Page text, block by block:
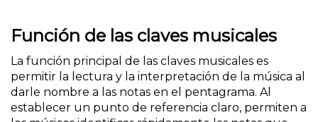
Función de las claves musicales
La función principal de las claves musicales es
permitir la lectura y la interpretación de la música al
darle nombre a las notas en el pentagrama. Al
establecer un punto de referencia claro, permiten a